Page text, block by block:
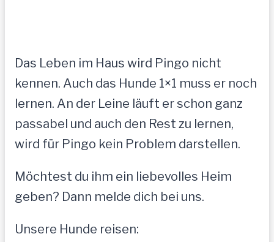
Das Leben im Haus wird Pingo nicht
kennen. Auch das Hunde 1×1 muss er noch
lernen. An der Leine läuft er schon ganz
passabel und auch den Rest zu lernen,
wird für Pingo kein Problem darstellen.
Möchtest du ihm ein liebevolles Heim
geben? Dann melde dich bei uns.
Unsere Hunde reisen: